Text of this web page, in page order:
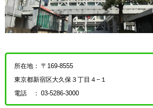
所在地： 〒169-8555
東京都新宿区大久保３丁目４−１
電話 ： 03-5286-3000